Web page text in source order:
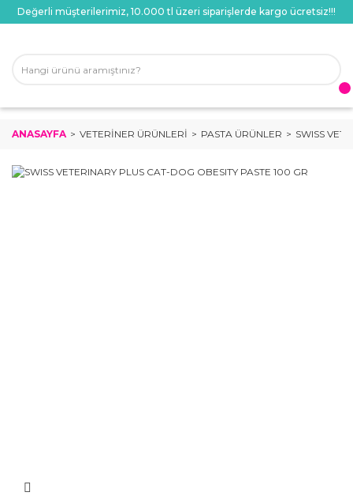
Değerli müşterilerimiz, 10.000 tl üzeri siparişlerde kargo ücretsiz!!!
ANASAYFA VETERINER ÜRÜNLERI PASTA ÜRÜNLER SWISS